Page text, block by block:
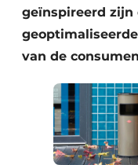
geïnspireerd zijn
van de